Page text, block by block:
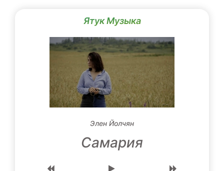
Ятук Музыка
Элен Йолчян
Самария